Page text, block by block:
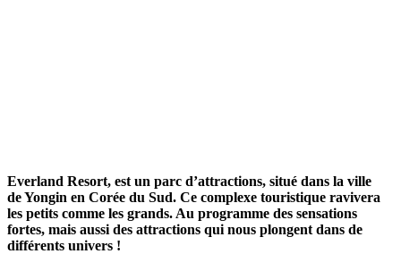
Everland Resort, est un parc d’attractions, situé dans la ville
de Yongin en Corée du Sud. Ce complexe touristique ravivera
les petits comme les grands. Au programme des sensations
fortes, mais aussi des attractions qui nous plongent dans de
différents univers !